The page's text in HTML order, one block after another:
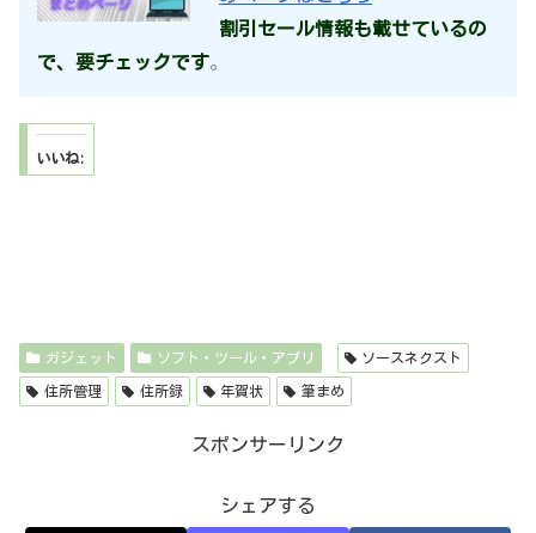
割引セール情報も載せているの
で、要チェックです。
いいね:
ガジェット ソフト・ツール・アプリ ソースネクスト
住所管理 住所録 年賀状 筆まめ
スポンサーリンク
シェアする